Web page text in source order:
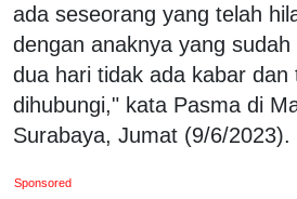
ada seseorang yang telah
dengan anaknya yang sudah
dua hari tidak ada kabar dan
dihubungi," kata Pasma di
Surabaya, Jumat (9/6/2023).
Sponsored